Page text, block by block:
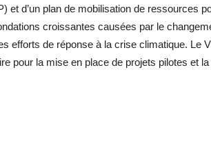
et d’un plan de mobilisation de ressources
croissantes causées par le
efforts de réponse à la crise climatique. Le
pour la mise en place de projets pilotes et